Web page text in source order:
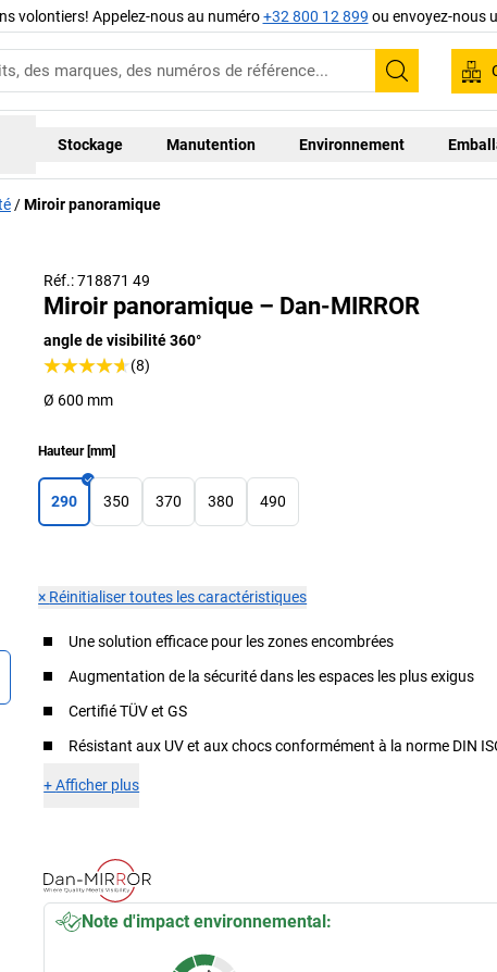
volontiers! Appelez-nous au numéro+32 800 12 899 ou envoyez-nous
Recherche
Stockage Manutention Environnement
Miroir panoramique
Réf.: 718871 49
Miroir panoramique – Dan-MIRROR
angle de visibilité 360°
(8)
Ø 600 mm
Hauteur[mm]
290 350 370 380 490
× Réinitialiser toutes les caractéristiques
Une solution efficace pour les zones encombrées
Augmentation de la sécurité dans les espaces les plus exigus
Certifié TÜV et GS
Résistant aux UV et aux chocs conformément à la norme DIN
+Afficher plus
Note d'impact environnemental: